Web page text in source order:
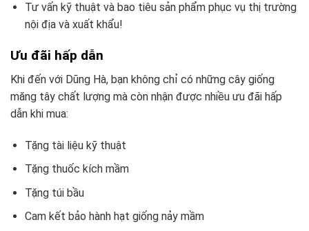
Tư vấn kỹ thuật và bao tiêu sản phẩm phục vụ thị trường
nội địa và xuất khẩu!
Ưu đãi hấp dẫn
Khi đến với Dũng Hà, bạn không chỉ có những cây giống
măng tây chất lượng mà còn nhận được nhiều ưu đãi hấp
dẫn khi mua:
Tặng tài liệu kỹ thuật
Tặng thuốc kích mầm
Tặng túi bầu
Cam kết bảo hành hạt giống nảy mầm